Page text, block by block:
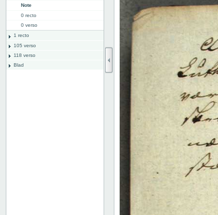
Note
0 recto
0 verso
1 recto
105 verso
118 verso
Blad